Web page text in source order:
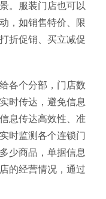
。服装门店也可以
，如销售特价、限
折促销、买立减促
各个分部，门店数
时传达，避免信息
息传达高效性、准
时监测各个连锁门
少商品，单据信息
的经营情况，通过